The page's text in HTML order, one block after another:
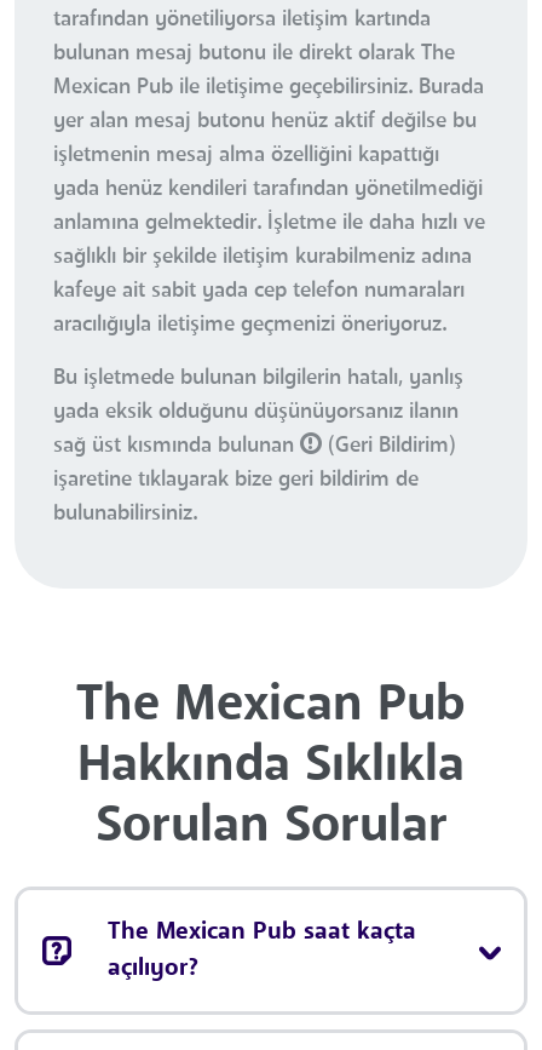
tarafından yönetiliyorsa iletişim kartında
bulunan mesaj butonu ile direkt olarak The
Mexican Pub ile iletişime geçebilirsiniz. Burada
yer alan mesaj butonu henüz aktif değilse bu
işletmenin mesaj alma özelliğini kapattığı
yada henüz kendileri tarafından yönetilmediği
anlamına gelmektedir. İşletme ile daha hızlı ve
sağlıklı bir şekilde iletişim kurabilmeniz adına
kafeye ait sabit yada cep telefon numaraları
aracılığıyla iletişime geçmenizi öneriyoruz.
Bu işletmede bulunan bilgilerin hatalı, yanlış
yada eksik olduğunu düşünüyorsanız ilanın
sağ üst kısmında bulunan
(Geri Bildirim)
işaretine tıklayarak bize geri bildirim de
bulunabilirsiniz.
The Mexican Pub
Hakkında Sıklıkla
Sorulan Sorular
The Mexican Pub saat kaçta
açılıyor?